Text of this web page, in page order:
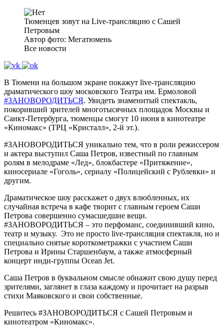
Тюменцев зовут на Live-трансляцию с Сашей
Петровым
Автор фото: Мегатюмень
Все новости
В Тюмени на большом экране покажут live-трансляцию
драматического шоу московского Театра им. Ермоловой
#ЗАНОВОРОДИТЬСЯ. Увидеть знаменитый спектакль,
покоривший зрителей многотысячных площадок Москвы и
Санкт-Петербурга, тюменцы смогут 10 июня в кинотеатре
«Киномакс» (ТРЦ «Кристалл», 2-й эт.).
#ЗАНОВОРОДИТЬСЯ уникально тем, что в роли режиссером
и актера выступил Саша Петров, известный по главным
ролям в мелодраме «Лед», блокбастере «Притяжение»,
киносериале «Гоголь», сериалу «Полицейский с Рублевки» и
другим.
Драматическое шоу расскажет о двух влюбленных, их
случайная встреча в кафе творит с главным героем Саши
Петрова совершенно сумасшедшие вещи.
#ЗАНОВОРОДИТЬСЯ – это перфоманс, соединивший кино,
театр и музыку. Это не просто live-трансляция спектакля, но и
специально снятые короткометражки с участием Саши
Петрова и Ирины Старшенбаум, а также атмосферный
концерт инди-группы Ocean Jet.
Саша Петров в буквальном смысле обнажит свою душу перед
зрителями, заглянет в глаза каждому и прочитает на разрыв
стихи Маяковского и свои собственные.
Решитесь #ЗАНОВОРОДИТЬСЯ с Сашей Петровым и
кинотеатром «Киномакс».